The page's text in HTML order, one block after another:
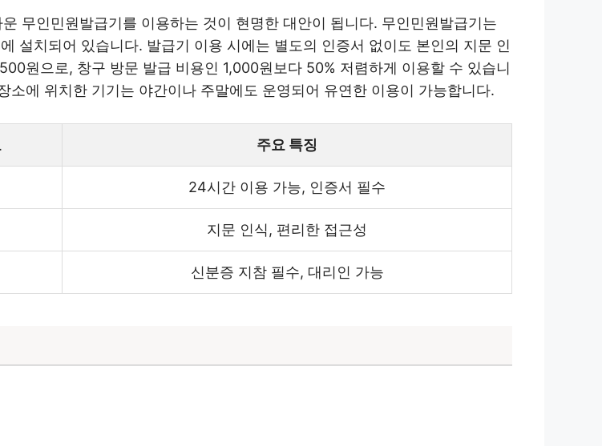
무인민원발급기를 이용하는 것이 현명한 대안이 됩니다. 무인민원발급기는
설치되어 있습니다. 발급기 이용 시에는 별도의 인증서 없이도 본인의 지문 인
원으로, 창구 방문 발급 비용인 1,000원보다 50% 저렴하게 이용할 수 있습니
에 위치한 기기는 야간이나 주말에도 운영되어 유연한 이용이 가능합니다.
주요 특징
24시간 이용 가능, 인증서 필수
지문 인식, 편리한 접근성
신분증 지참 필수, 대리인 가능